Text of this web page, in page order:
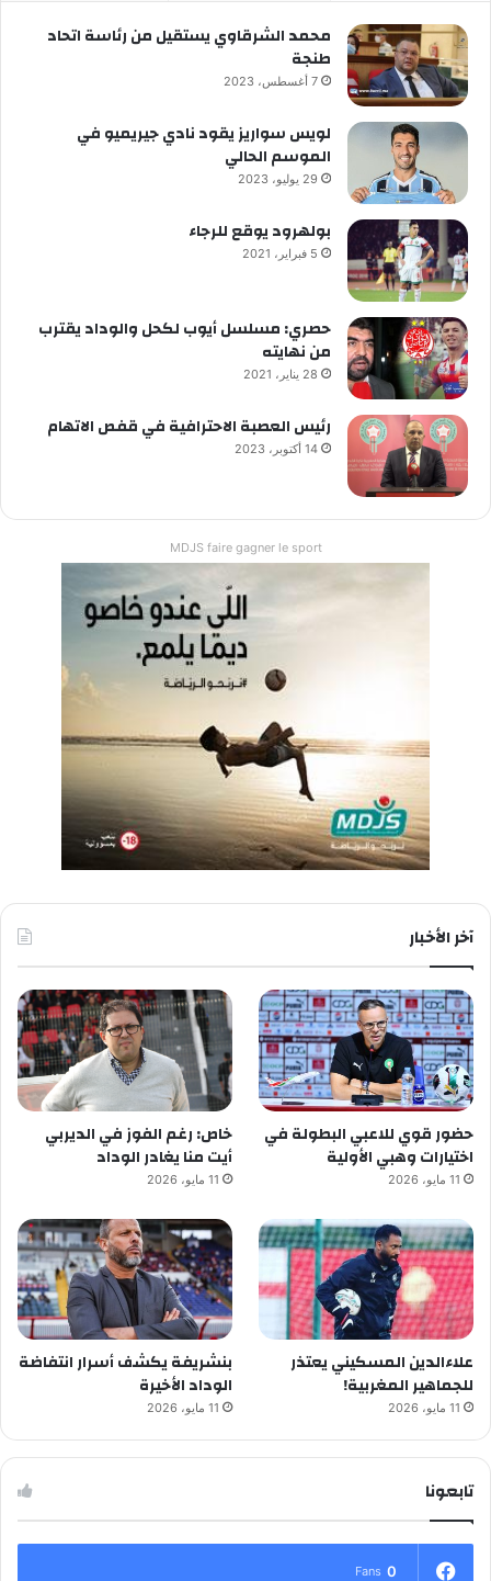
محمد الشرقاوي يستقيل من رئاسة اتحاد
طنجة
7 أغسطس، 2023
لويس سواريز يقود نادي جيريميو في
الموسم الحالي
29 يوليو، 2023
بولهرود يوقع للرجاء
5 فبراير، 2021
حصري: مسلسل أيوب لكحل والوداد يقترب
من نهايته
28 يناير، 2021
رئيس العصبة الاحترافية في قفص الاتهام
14 أكتوبر، 2023
MDJS faire gagner le sport
آخر الأخبار
حضور قوي للاعبي البطولة في
اختيارات وهبي الأولية
11 مايو، 2026
خاص: رغم الفوز في الديربي
أيت منا يغادر الوداد
11 مايو، 2026
علاءالدين المسكيني يعتذر
للجماهير المغربية!
11 مايو، 2026
بنشريفة يكشف أسرار انتفاضة
الوداد الأخيرة
11 مايو، 2026
تابعونا
0
Fans